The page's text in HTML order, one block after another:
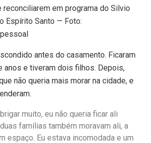
em programa do Silvio
Espírito Santo — Foto:
antes do casamento. Ficaram
anos e tiveram dois filhos. Depois,
não queria mais morar na cidade, e
muito, eu não queria ficar ali
famílias também moravam ali, a
espaço. Eu estava incomodada e um